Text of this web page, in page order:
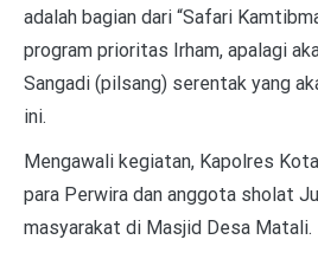
adalah bagian dari “Safari
program prioritas Irham, apalagi
Sangadi (pilsang) serentak yang
ini.
Mengawali kegiatan, Kapolres
para Perwira dan anggota sholat
masyarakat di Masjid Desa Matali.